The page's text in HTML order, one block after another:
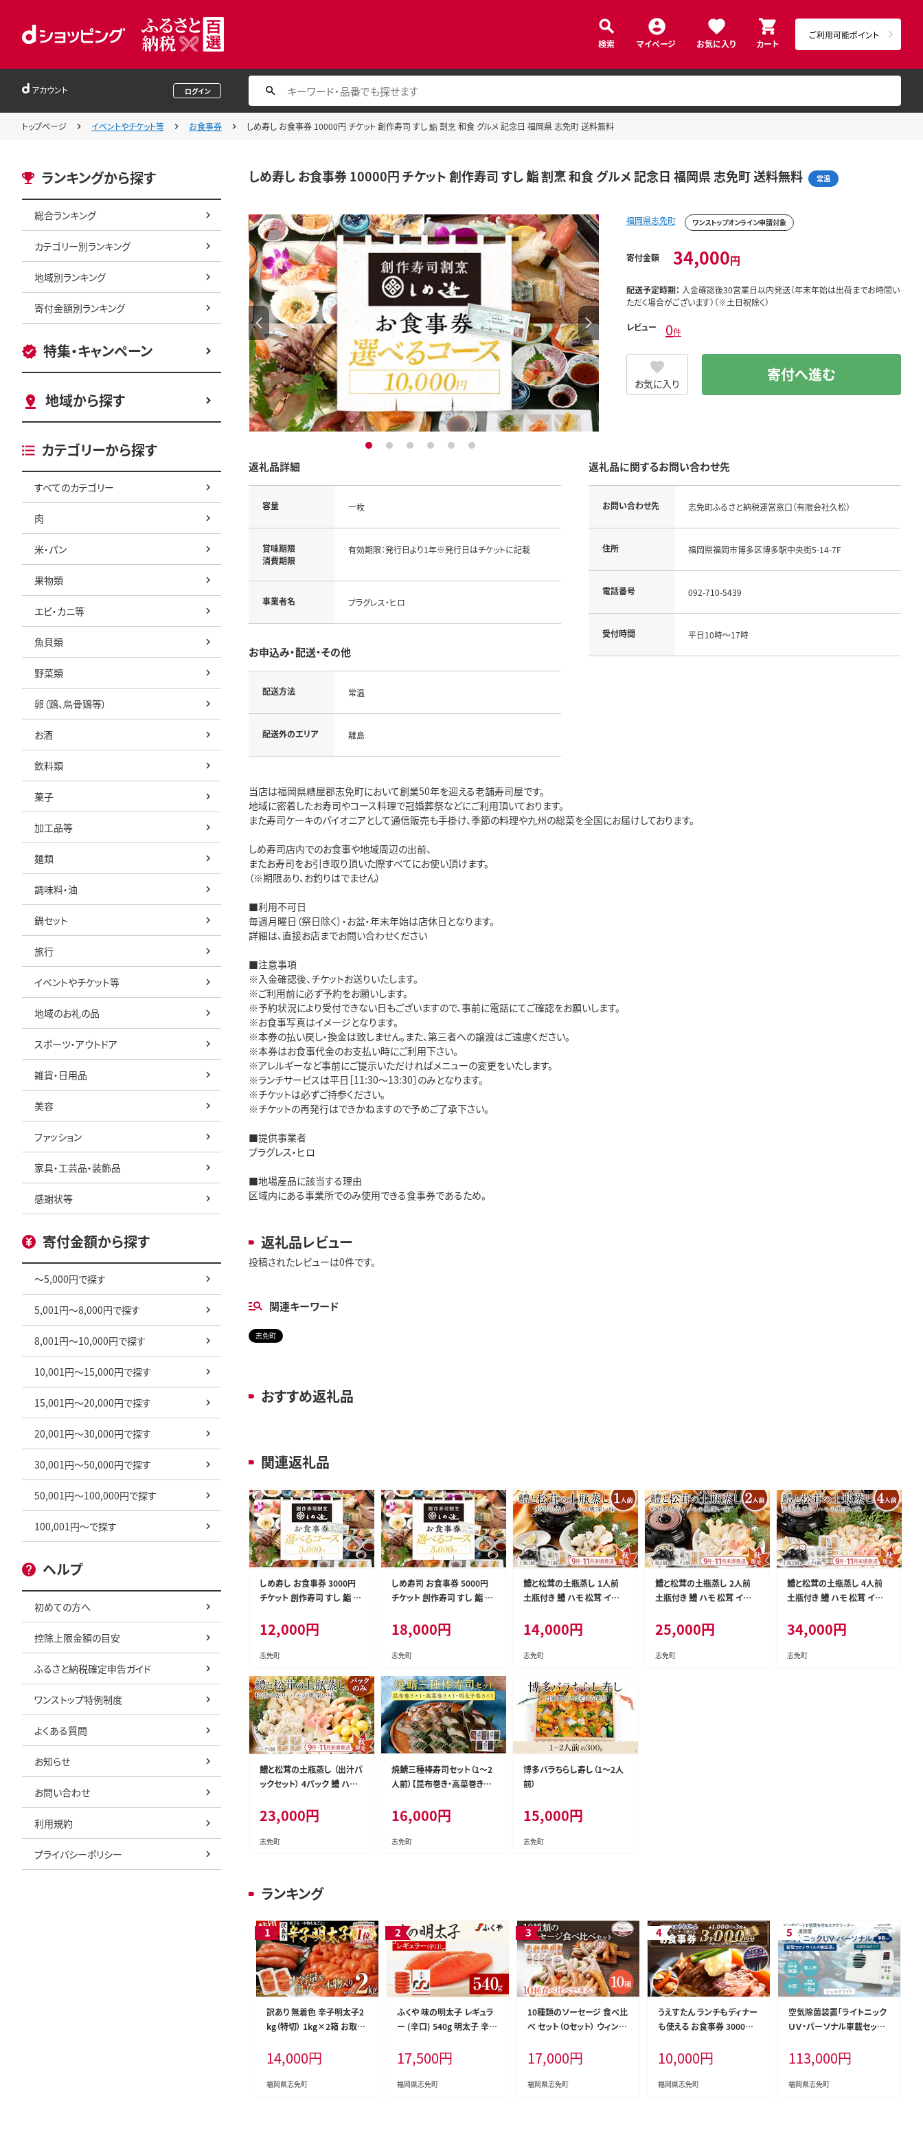
検索 マイページ お気に入り カート
ご利用可能ポイント
アカウント ログイン
トップページ イベントやチケット等 お食事券 しめ寿し お食事券 10000円 チケット 創作寿司 すし 鮨 割烹 和食 グルメ 記念日 福岡県 志免町 送料無料
ランキングから探す
総合ランキング
カテゴリー別ランキング
地域別ランキング
寄付金額別ランキング
特集・キャンペーン
地域から探す
カテゴリーから探す
すべてのカテゴリー
肉
米・パン
果物類
エビ・カニ等
魚貝類
野菜類
卵（鶏、烏骨鶏等）
お酒
飲料類
菓子
加工品等
麺類
調味料・油
鍋セット
旅行
イベントやチケット等
地域のお礼の品
スポーツ・アウトドア
雑貨・日用品
美容
ファッション
家具・工芸品・装飾品
感謝状等
寄付金額から探す
～5,000円で探す
5,001円～8,000円で探す
8,001円～10,000円で探す
10,001円～15,000円で探す
15,001円～20,000円で探す
20,001円～30,000円で探す
30,001円～50,000円で探す
50,001円～100,000円で探す
100,001円～で探す
ヘルプ
初めての方へ
控除上限金額の目安
ふるさと納税確定申告ガイド
ワンストップ特例制度
よくある質問
お知らせ
お問い合わせ
利用規約
プライバシーポリシー
しめ寿し お食事券 10000円 チケット 創作寿司 すし 鮨 割烹 和食 グルメ 記念日 福岡県 志免町 送料無料 常温
1 2 3 4 5 6
福岡県志免町 ワンストップオンライン申請対象
寄付金額 34,000円
配送予定時期： 入金確認後30営業日以内発送（年末年始は出荷までお時間い
ただく場合がございます）（※土日祝除く）
レビュー 0件
お気に入り 寄付へ進む
返礼品詳細
容量 一枚
賞味期限
消費期限
有効期限：発行日より1年※発行日はチケットに記載
事業者名 プラグレス・ヒロ
お申込み・配送・その他
配送方法 常温
配送外のエリア 離島
返礼品に関するお問い合わせ先
お問い合わせ先 志免町ふるさと納税運営窓口（有限会社久松）
住所 福岡県福岡市博多区博多駅中央街5-14-7F
電話番号 092-710-5439
受付時間 平日10時～17時
当店は福岡県糟屋郡志免町において創業50年を迎える老舗寿司屋です。
地域に密着したお寿司やコース料理で冠婚葬祭などにご利用頂いております。
また寿司ケーキのパイオニアとして通信販売も手掛け、季節の料理や九州の総菜を全国にお届けしております。
しめ寿司店内でのお食事や地域周辺の出前、
またお寿司をお引き取り頂いた際すべてにお使い頂けます。
（※期限あり、お釣りはでません）
■利用不可日
毎週月曜日（祭日除く）・お盆・年末年始は店休日となります。
詳細は、直接お店までお問い合わせください
■注意事項
※入金確認後、チケットお送りいたします。
※ご利用前に必ず予約をお願いします。
※予約状況により受付できない日もございますので、事前に電話にてご確認をお願いします。
※お食事写真はイメージとなります。
※本券の払い戻し・換金は致しません。また、第三者への譲渡はご遠慮ください。
※本券はお食事代金のお支払い時にご利用下さい。
※アレルギーなど事前にご提示いただければメニューの変更をいたします。
※ランチサービスは平日［11:30～13:30］のみとなります。
※チケットは必ずご持参ください。
※チケットの再発行はできかねますので予めご了承下さい。
■提供事業者
プラグレス・ヒロ
■地場産品に該当する理由
区域内にある事業所でのみ使用できる食事券であるため。
返礼品レビュー
投稿されたレビューは0件です。
関連キーワード
志免町
おすすめ返礼品
関連返礼品
しめ寿し お食事券 3000円
チケット 創作寿司 すし 鮨 割
県 志免町 送料無料
12,000円
志免町
しめ寿司 お食事券 5000円
チケット 創作寿司 すし 鮨 割
県 志免町 送料無料
18,000円
志免町
鱧と松茸の土瓶蒸し 1人前
土瓶付き 鱧 ハモ 松茸 イカ
チ 土瓶蒸し 器 送料無料 【毎
年 9月上旬から11月下旬の
間に発送します】
14,000円
志免町
鱧と松茸の土瓶蒸し 2人前
土瓶付き 鱧 ハモ 松茸 イカ
チ 土瓶蒸し 器 送料無料 【毎
年 9月上旬から11月下旬の
間に発送します】
25,000円
志免町
鱧と松茸の土瓶蒸し 4人前
土瓶付き 鱧 ハモ 松茸 イカ
チ 土瓶蒸し 器 送料無料 【毎
年 9月上旬から順次発送し
ます】
34,000円
志免町
鱧と松茸の土瓶蒸し （出汁パ
ックセット） 4パック 鱧 ハモ
瓶蒸し 器 送料無料 【毎年 9
月上旬から順次発送します】
23,000円
志免町
焼鯖三種棒寿司セット（1～2
人前）【昆布巻き・高菜巻き・
16,000円
志免町
博多バラちらし寿し（1～2人
前）
15,000円
志免町
ランキング
訳あり 無着色 辛子明太子2
kg（特切） 1kg×2箱 お取り
あり 切れ子 切子 めんたいこ
お取り寄せグルメ 博多 福岡
お土産 ギフト 海鮮 業務用
14,000円
福岡県志免町
ふくや 味の明太子 レギュラ
ー (辛口) 540g 明太子 辛子
送料無料
17,500円
福岡県志免町
10種類のソーセージ 食べ比
べ セット（Oセット） ウィンナ
セット 食べ比べ 詰め合わせ
福岡県 志免町
17,000円
福岡県志免町
うえすたん ランチもディナー
も使える お食事券 3000円
券 納税 支援品 返礼品 支援
返礼 お礼の品 チケット 券
お食事券 食事券 ディナー
10,000円
福岡県志免町
空気除菌装置「ライトニック
ＵＶ・パーソナル車載セット」
小型 コンパクト 卓上 除菌
ウイルス 対策 脱臭 PM2.5
花粉 日本製 オフィス デスク
113,000円
福岡県志免町